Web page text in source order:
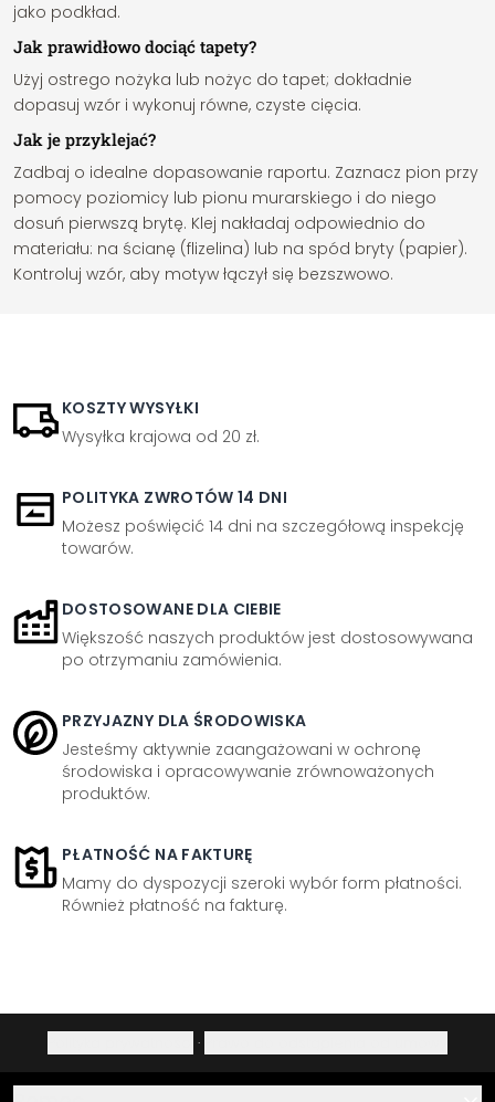
jako podkład.
Jak prawidłowo dociąć tapety?
Użyj ostrego nożyka lub nożyc do tapet; dokładnie
dopasuj wzór i wykonuj równe, czyste cięcia.
Jak je przyklejać?
Zadbaj o idealne dopasowanie raportu. Zaznacz pion przy
pomocy poziomicy lub pionu murarskiego i do niego
dosuń pierwszą brytę. Klej nakładaj odpowiednio do
materiału: na ścianę (flizelina) lub na spód bryty (papier).
Kontroluj wzór, aby motyw łączył się bezszwowo.
KOSZTY WYSYŁKI
Wysyłka krajowa od 20 zł.
POLITYKA ZWROTÓW 14 DNI
Możesz poświęcić 14 dni na szczegółową inspekcję
towarów.
DOSTOSOWANE DLA CIEBIE
Większość naszych produktów jest dostosowywana
po otrzymaniu zamówienia.
PRZYJAZNY DLA ŚRODOWISKA
Jesteśmy aktywnie zaangażowani w ochronę
środowiska i opracowywanie zrównoważonych
produktów.
PŁATNOŚĆ NA FAKTURĘ
Mamy do dyspozycji szeroki wybór form płatności.
Również płatność na fakturę.
·